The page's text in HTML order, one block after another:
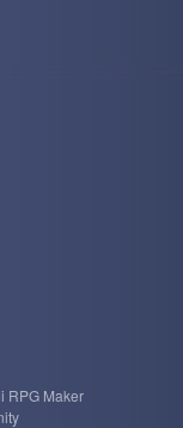
RPG Maker